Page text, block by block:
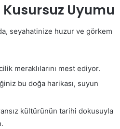
Uyumu
seyahatinize huzur ve görkem
meraklılarını mest ediyor.
bu doğa harikası, suyun
kültürünün tarihi dokusuyla